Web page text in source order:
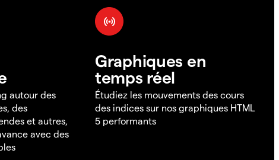
autour des
des
et autres,
avec des
Graphiques en
temps réel
Étudiez les mouvements des cours
des indices sur nos graphiques HTML
5 performants